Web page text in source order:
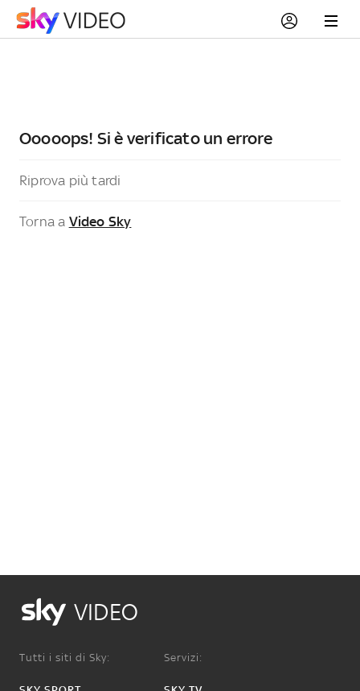
Ooooops! Si è verificato un errore
Riprova più tardi
Torna a Video Sky
VIDEO
Tutti i siti di Sky: Servizi: